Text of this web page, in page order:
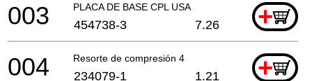
PLACA DE BASE CPL USA +
003 454738-3 7.26
Resorte de compresión 4 +
004 234079-1 1.21